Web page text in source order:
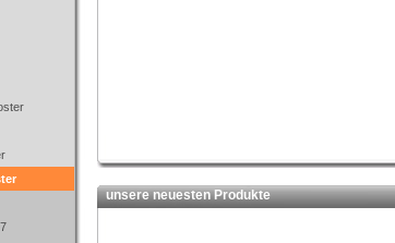
unsere neuesten Produkte